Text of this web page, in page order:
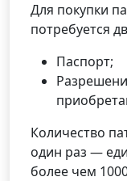
Для покупки
потребуется
Паспорт;
Количество
один раз —
более чем